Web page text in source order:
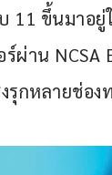
11 ขึ้นมาอ
ผ่าน NCSA
รุกหลายช่อง